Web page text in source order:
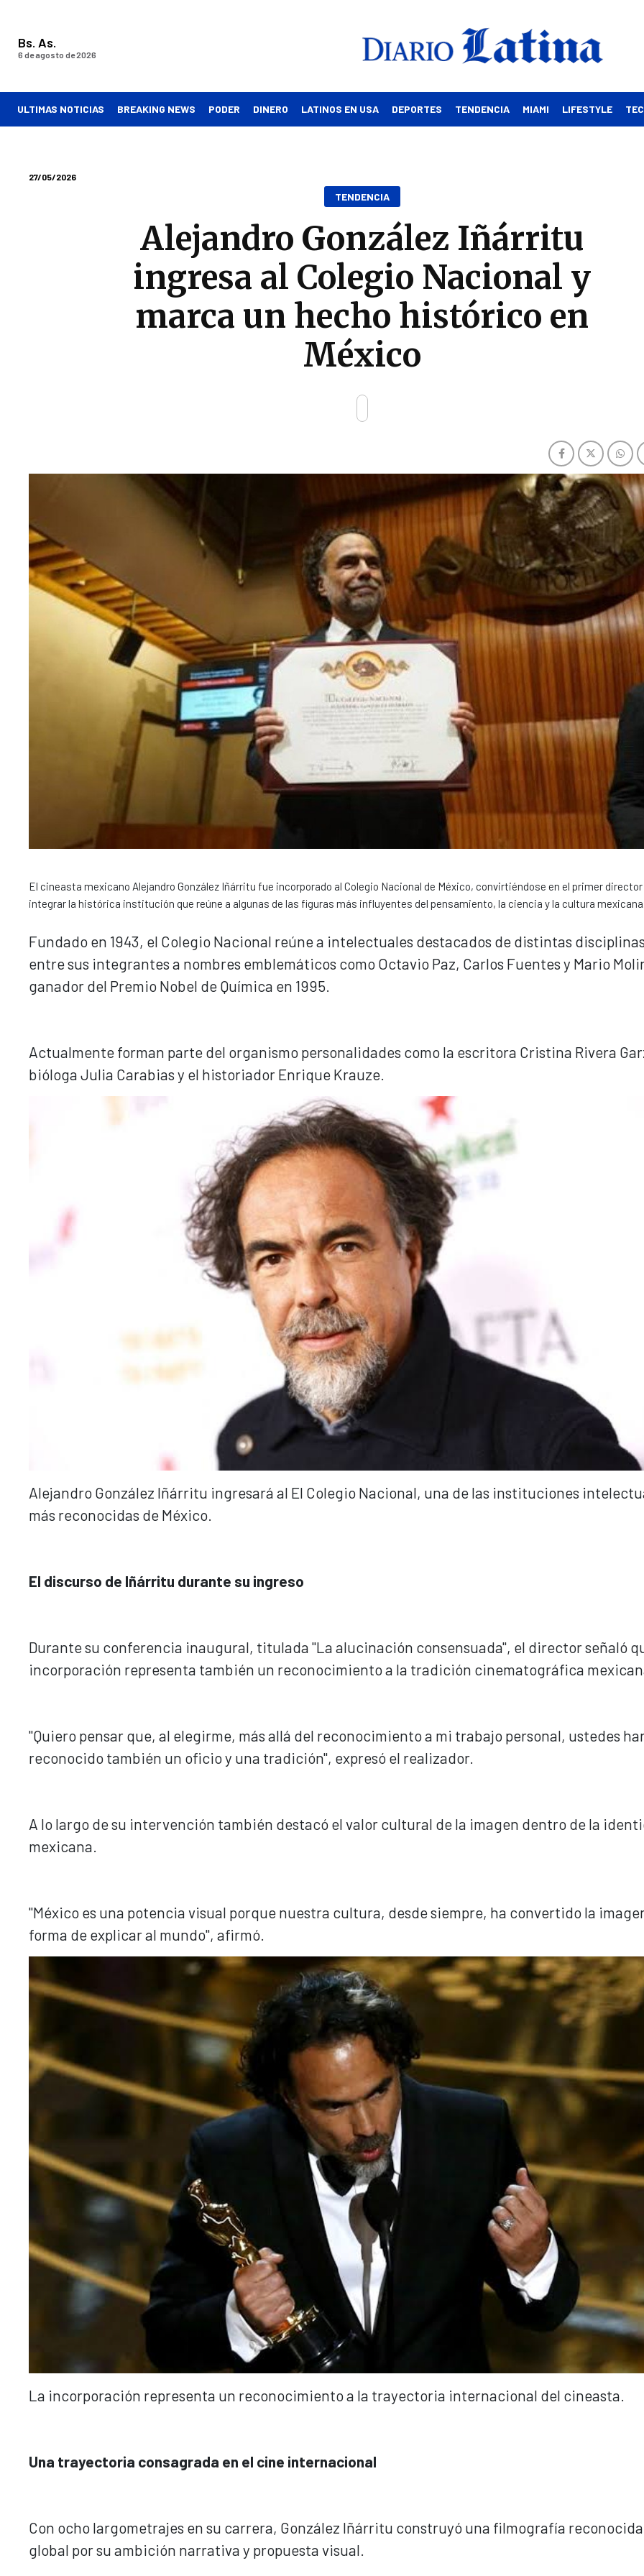
Bs. As.
6 de agosto de 2026
ULTIMAS NOTICIAS BREAKING NEWS PODER DINERO LATINOS EN USA DEPORTES TENDENCIA MIAMI LIFESTYLE
27/05/2026
TENDENCIA
Alejandro González Iñárritu
ingresa al Colegio Nacional y
marca un hecho histórico en
México
El cineasta mexicano Alejandro González Iñárritu fue incorporado al Colegio Nacional de México, convirtiéndose en el primer
integrar la histórica institución que reúne a algunas de las figuras más influyentes del pensamiento, la ciencia y la cultura
Fundado en 1943, el Colegio Nacional reúne a intelectuales destacados de distintas
entre sus integrantes a nombres emblemáticos como Octavio Paz, Carlos Fuentes y Mario
ganador del Premio Nobel de Química en 1995.
Actualmente forman parte del organismo personalidades como la escritora Cristina Rivera
bióloga Julia Carabias y el historiador Enrique Krauze.
Alejandro González Iñárritu ingresará al El Colegio Nacional, una de las instituciones
más reconocidas de México.
El discurso de Iñárritu durante su ingreso
Durante su conferencia inaugural, titulada "La alucinación consensuada", el director señaló
incorporación representa también un reconocimiento a la tradición cinematográfica
"Quiero pensar que, al elegirme, más allá del reconocimiento a mi trabajo personal, ustedes
reconocido también un oficio y una tradición", expresó el realizador.
A lo largo de su intervención también destacó el valor cultural de la imagen dentro de la
mexicana.
"México es una potencia visual porque nuestra cultura, desde siempre, ha convertido la
forma de explicar al mundo", afirmó.
La incorporación representa un reconocimiento a la trayectoria internacional del cineasta.
Una trayectoria consagrada en el cine internacional
Con ocho largometrajes en su carrera, González Iñárritu construyó una filmografía
global por su ambición narrativa y propuesta visual.